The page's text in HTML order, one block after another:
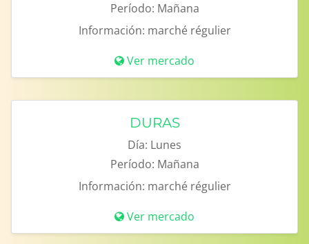
Período: Mañana
Información: marché régulier
Ver mercado
DURAS
Día: Lunes
Período: Mañana
Información: marché régulier
Ver mercado